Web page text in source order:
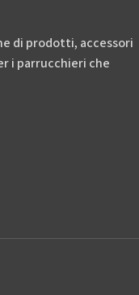
di prodotti, accessori
i parrucchieri che